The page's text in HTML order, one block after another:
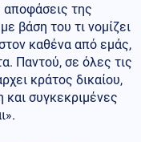
αποφάσεις της
βάση του τι νομίζει
καθένα από εμάς,
Παντού, σε όλες τις
κράτος δικαίου,
και συγκεκριμένες